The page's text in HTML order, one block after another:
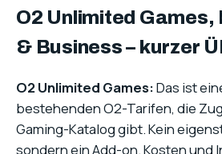
O2 Unlimited
& Business – kurzer
O2 Unlimited Games:Das ist
bestehenden O2-Tarifen, die
Gaming-Katalog gibt. Kein
sondern ein Add-on. Kosten und